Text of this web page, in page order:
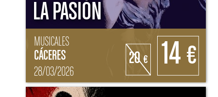
LA PASIÓN
MUSICALES
CÁCERES
28/03/2026
20€ 14 €